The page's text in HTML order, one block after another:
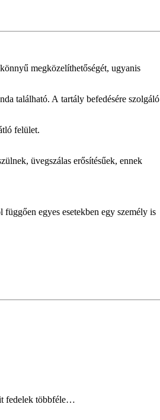
megközelíthetőségét, ugyanis
található. A tartály befedésére szolgáló
felület.
üvegszálas erősítésűek, ennek
egyes esetekben egy személy is
fedelek többféle…